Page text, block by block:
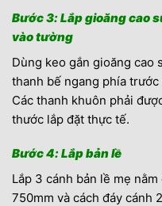
Bước 3: Lắp gioăng cao
vào tường
Dùng keo gắn gioăng cao
thanh bế ngang phía
Các thanh khuôn phải
thước lắp đặt thực tế.
Bước 4: Lắp bản lề
Lắp 3 cánh bản lề mẹ
750mm và cách đáy cánh